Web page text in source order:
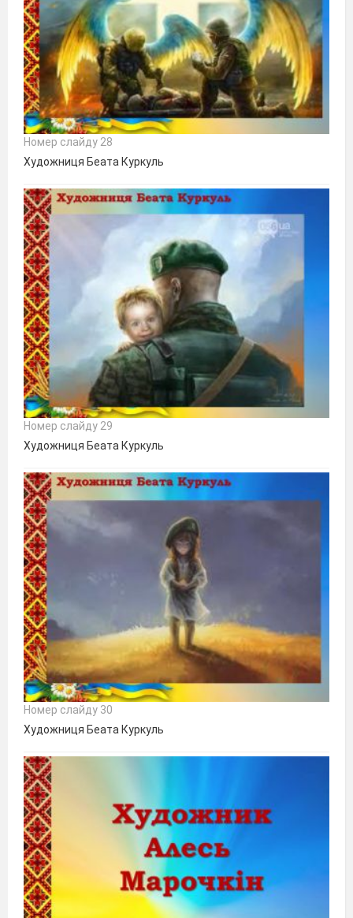
Номер слайду 28
Художниця Беата Куркуль
Номер слайду 29
Художниця Беата Куркуль
Номер слайду 30
Художниця Беата Куркуль